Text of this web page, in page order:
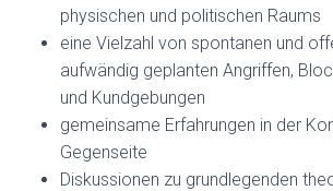
physischen und politischen Raums
eine Vielzahl von spontanen und
aufwändig geplanten Angriffen,
und Kundgebungen
gemeinsame Erfahrungen in der
Gegenseite
Diskussionen zu grundlegenden